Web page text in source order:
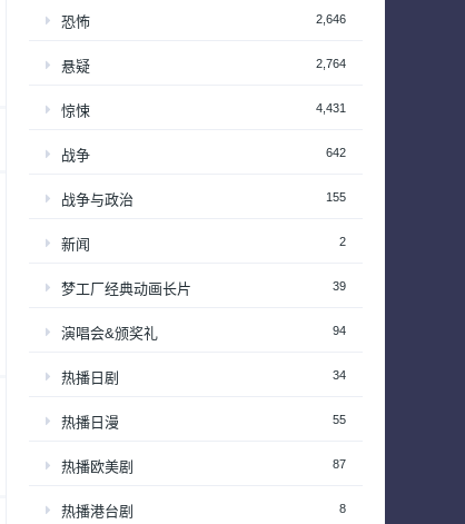
恐怖 2,646
悬疑 2,764
惊悚 4,431
战争 642
战争与政治 155
新闻 2
梦工厂经典动画长片 39
演唱会&颁奖礼 94
热播日剧 34
热播日漫 55
热播欧美剧 87
热播港台剧 8